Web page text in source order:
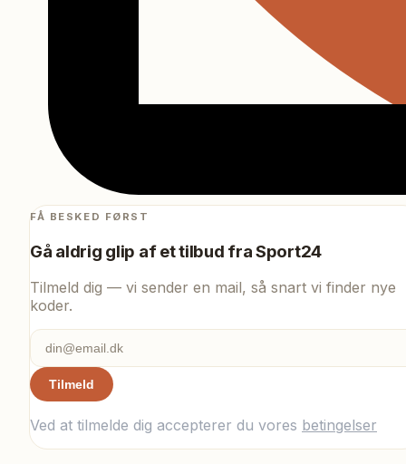
FÅ BESKED FØRST
Gå aldrig glip af et tilbud fraSport24
Tilmeld dig — vi sender en mail, så snart vi finder nye
koder.
Tilmeld
Ved at tilmelde dig accepterer du vores betingelser